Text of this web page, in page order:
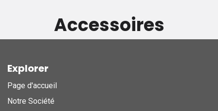
Accessoires
Explorer
Page d'accueil
Notre Société